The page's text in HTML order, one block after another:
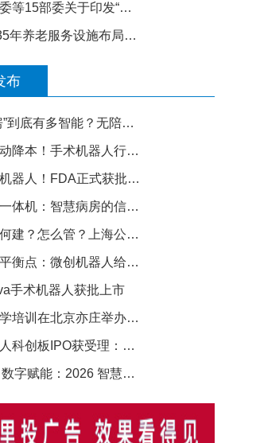
关于印发“十四五”健康老龄化规划的通知
养老服务设施布局专项规划
布
有多智能？无陪照护病房来了
机器人行业彻底换赛道，国产替代迎关键变局
正式获批，全球首款「三模合一」手术机器人诞生
机：智慧病房的信息交互枢纽
？上海公开征求民意，重点聚焦社区护理规范化
机器人给中国手术机器人行业带来的三个信号
手术机器人获批上市
亦庄举办，多品牌手术机器人首次集中现场实操
理：国产手术机器人"四小龙"冲刺资本市场的背后
能：2026 智慧护理“新基建”